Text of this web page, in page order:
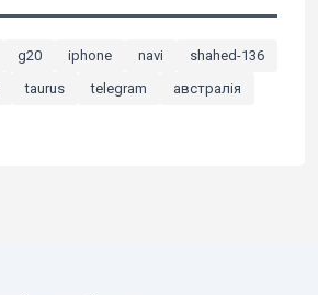
g20 iphone navi
shahed-136
taurus telegram
австралія